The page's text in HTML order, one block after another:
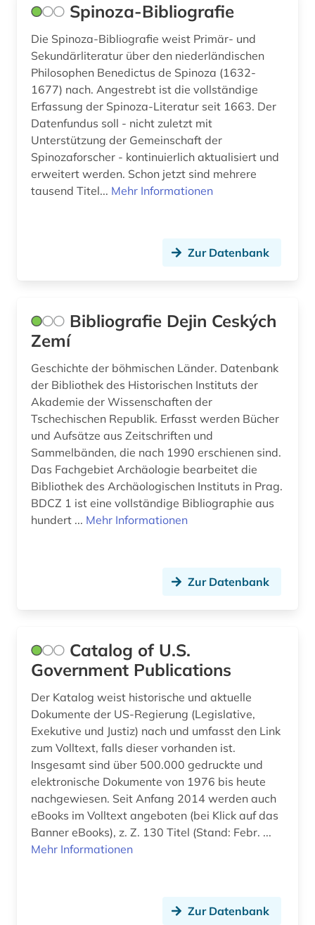
englisches sprachgebiet (4)
enzyklopädie (2)
erwerbung (1)
erziehung (2)
estland (1)
eth zürich (1)
ethik (2)
fachdidaktik (6)
familienforschung (1)
farblack (2)
fernando pessoa (1)
fernerkundung (1)
fest (1)
film (4)
finanzwirtschaft (1)
finnland (1)
fischerei (2)
forschung (3)
Spinoza-Bibliografie
Die Spinoza-Bibliografie weist Primär- und
Sekundärliteratur über den niederländischen
Philosophen Benedictus de Spinoza (1632-
1677) nach. Angestrebt ist die vollständige
Erfassung der Spinoza-Literatur seit 1663. Der
Datenfundus soll - nicht zuletzt mit
Unterstützung der Gemeinschaft der
Spinozaforscher - kontinuierlich aktualisiert und
erweitert werden. Schon jetzt sind mehrere
tausend Titel... Mehr Informationen
Zur Datenbank
Bibliografie Dejin Ceských
Zemí
Geschichte der böhmischen Länder. Datenbank
der Bibliothek des Historischen Instituts der
Akademie der Wissenschaften der
Tschechischen Republik. Erfasst werden Bücher
und Aufsätze aus Zeitschriften und
Sammelbänden, die nach 1990 erschienen sind.
Das Fachgebiet Archäologie bearbeitet die
Bibliothek des Archäologischen Instituts in Prag.
BDCZ 1 ist eine vollständige Bibliographie aus
hundert ... Mehr Informationen
Zur Datenbank
Catalog of U.S.
Government Publications
Der Katalog weist historische und aktuelle
Dokumente der US-Regierung (Legislative,
Exekutive und Justiz) nach und umfasst den Link
zum Volltext, falls dieser vorhanden ist.
Insgesamt sind über 500.000 gedruckte und
elektronische Dokumente von 1976 bis heute
nachgewiesen. Seit Anfang 2014 werden auch
eBooks im Volltext angeboten (bei Klick auf das
Banner eBooks), z. Z. 130 Titel (Stand: Febr. ...
Mehr Informationen
Zur Datenbank